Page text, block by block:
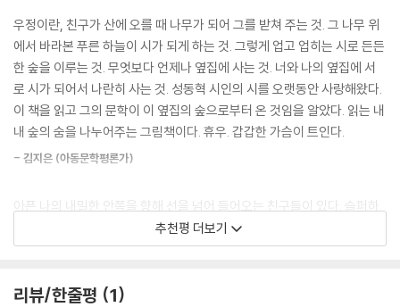
소중한 친구들에게 보내는 따뜻한 연서
작가는 고등학교 시절 활동적이고 신체적인 운동을 하고 싶었지만 할 수가
없는 상태였다. 할 수 있는 일은 정신적인 활동뿐이었는데, 그게 바로 글을
쓰는 일이었다. 잊고 싶은 고통을 시로 털어내는 일이 필요했다. 그렇게 모
아 펴낸 책이 첫 번째 시집이었다. 병실에 있을 때는 고통을 감내해야 하고,
원 아닌 곳으로 나뉠 수 있다. 병원에서 수렴했던 감각과 고통에, 병원 밖에
게 큰 힘이 되어 준 존재는 친구들이었다. 삶의 매 순간 곁에 있어 준 소중
한 친구들에게 보내는 따뜻한 연서가 바로 이 그림책이다. 어린 시절부터
집에, 병원에 고립될 수밖에 없었던 성동혁 시인을 늘 잊지 않고 찾아 준 친
우정이란, 친구가 산에 오를 때 나무가 되어 그를 받쳐 주는 것. 그 나무 위
에서 바라본 푸른 하늘이 시가 되게 하는 것. 그렇게 업고 업히는 시로 든든
한 숲을 이루는 것. 무엇보다 언제나 옆집에 사는 것. 너와 나의 옆집에 서
로 시가 되어서 나란히 사는 것. 성동혁 시인의 시를 오랫동안 사랑해왔다.
이 책을 읽고 그의 문학이 이 옆집의 숲으로부터 온 것임을 알았다. 읽는 내
내 숲의 숨을 나누어주는 그림책이다. 휴우. 갑갑한 가슴이 트인다.
- 김지은 (아동문학평론가)
아픈 나의 내밀한 안쪽을 향해 선을 넘어 들어오는 친구들이 있다. 슬퍼하
는 것을 넘고, 보호하는 것을 넘고, 염려하는 것을 넘는, 뜨거운 팔과 다리.
불가능은 없어! 함께 산을 오르자. 말하는 내 사람들. 알루미늄 지게에 앉아
려낸 풍경을 보고 또 봤으니까. 독자는 기억한다. 성동혁 시인이 나눠준 통
추천평 더보기
리뷰/한줄평 1